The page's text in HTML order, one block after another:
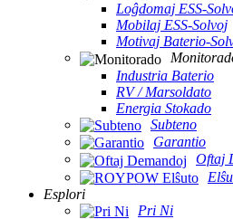
Loĝdomaj ESS-
Mobilaj ESS-Solvoj
Motivaj Baterio-
Industria Baterio
RV / Marsoldato
Energia Stokado
Subteno
Garantio
Oftaj
Esplori
Pri Ni